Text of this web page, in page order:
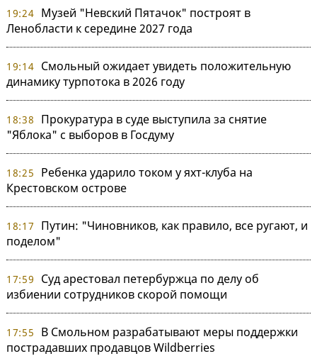
19:24 Музей "Невский Пятачок" построят в
Ленобласти к середине 2027 года
19:14 Смольный ожидает увидеть положительную
динамику турпотока в 2026 году
18:38
Прокуратура в суде выступила за снятие
"Яблока" с выборов в Госдуму
18:25
Ребенка ударило током у яхт-клуба на
Крестовском острове
18:17
Путин: "Чиновников, как правило, все ругают, и
поделом"
17:59
Суд арестовал петербуржца по делу об
избиении сотрудников скорой помощи
17:55
В Смольном разрабатывают меры поддержки
пострадавших продавцов Wildberries